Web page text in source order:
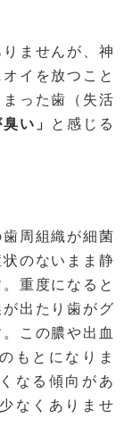
ませんが、神
イを放つこと
った歯（失活
臭い」
と感じる
周組織が細菌
のないまま静
重度になると
出たり歯がグ
この膿や出血
もとになりま
なる傾向があ
なくありませ